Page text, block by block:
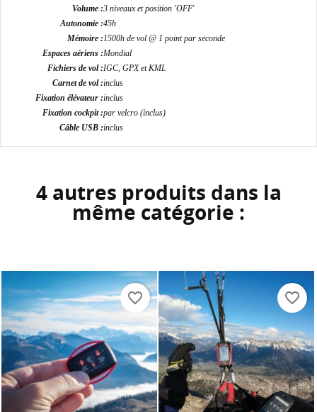
Volume :3 niveaux et position 'OFF'
Autonomie :45h
Mémoire :1500h de vol @ 1 point par seconde
Espaces aériens :Mondial
Fichiers de vol :IGC, GPX et KML
Carnet de vol :inclus
Fixation élévateur :inclus
Fixation cockpit :par velcro (inclus)
Câble USB :inclus
4 autres produits dans la
même catégorie :
favorite_border favorite_border
Annuler